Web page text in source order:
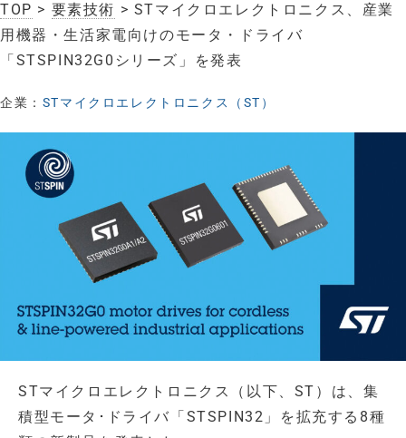
TOP > 要素技術 > STマイクロエレクトロニクス、産業
用機器・生活家電向けのモータ・ドライバ
「STSPIN32G0シリーズ」を発表
企業： STマイクロエレクトロニクス（ST）
STマイクロエレクトロニクス（以下、ST）は、集
積型モータ･ドライバ「STSPIN32」を拡充する8種